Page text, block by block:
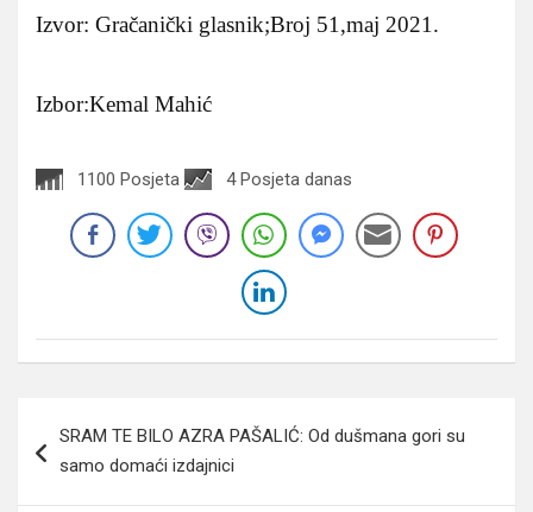
Izvor: Gračanički glasnik;Broj 51,maj 2021.
Izbor:Kemal Mahić
1100 Posjeta 4 Posjeta danas
članaka
SRAM TE BILO AZRA PAŠALIĆ: Od dušmana gori su
samo domaći izdajnici